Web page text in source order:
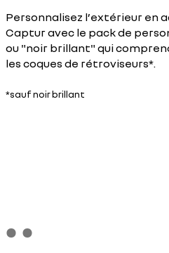
Personnalisez l’extérieur en
Captur avec le pack de
ou "noir brillant" qui
les coques de rétroviseurs*.
*sauf noir brillant